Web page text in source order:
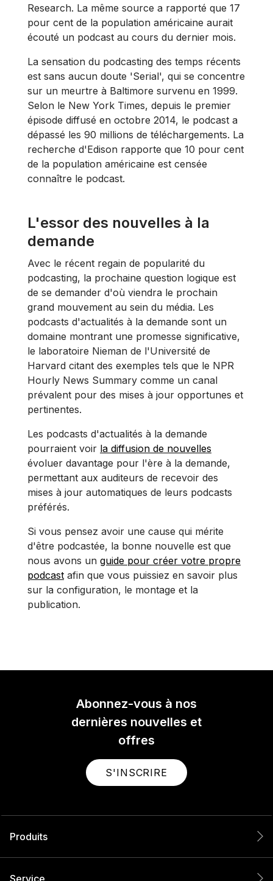
Research. La même source a rapporté que 17
pour cent de la population américaine aurait
écouté un podcast au cours du dernier mois.
La sensation du podcasting des temps récents
est sans aucun doute 'Serial', qui se concentre
sur un meurtre à Baltimore survenu en 1999.
Selon le New York Times, depuis le premier
épisode diffusé en octobre 2014, le podcast a
dépassé les 90 millions de téléchargements. La
recherche d'Edison rapporte que 10 pour cent
de la population américaine est censée
connaître le podcast.
L'essor des nouvelles à la
demande
Avec le récent regain de popularité du
podcasting, la prochaine question logique est
de se demander d'où viendra le prochain
grand mouvement au sein du média. Les
podcasts d'actualités à la demande sont un
domaine montrant une promesse significative,
le laboratoire Nieman de l'Université de
Harvard citant des exemples tels que le NPR
Hourly News Summary comme un canal
prévalent pour des mises à jour opportunes et
pertinentes.
Les podcasts d'actualités à la demande
pourraient voir la diffusion de nouvelles
évoluer davantage pour l'ère à la demande,
permettant aux auditeurs de recevoir des
mises à jour automatiques de leurs podcasts
préférés.
Si vous pensez avoir une cause qui mérite
d'être podcastée, la bonne nouvelle est que
nous avons un guide pour créer votre propre
podcast afin que vous puissiez en savoir plus
sur la configuration, le montage et la
publication.
Abonnez-vous à nos
dernières nouvelles et
offres
S'INSCRIRE
Produits
Service